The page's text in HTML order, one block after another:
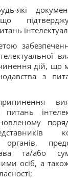
які
що
дій, що
з
та/або
осіб, а